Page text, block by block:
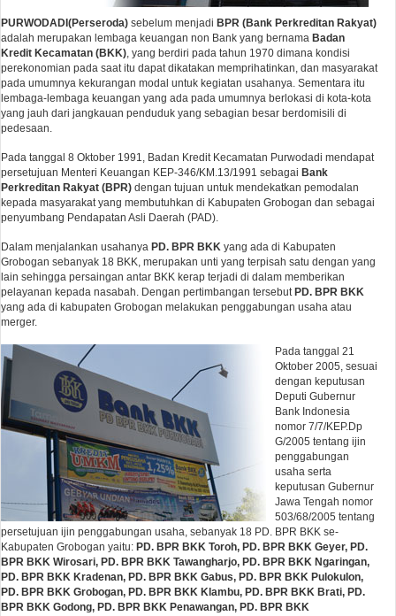
PURWODADI(Perseroda) sebelum menjadi BPR (Bank Perkreditan Rakyat)
adalah merupakan lembaga keuangan non Bank yang bernama Badan
Kredit Kecamatan (BKK), yang berdiri pada tahun 1970 dimana kondisi
perekonomian pada saat itu dapat dikatakan memprihatinkan, dan masyarakat
pada umumnya kekurangan modal untuk kegiatan usahanya. Sementara itu
lembaga-lembaga keuangan yang ada pada umumnya berlokasi di kota-kota
yang jauh dari jangkauan penduduk yang sebagian besar berdomisili di
pedesaan.
Pada tanggal 8 Oktober 1991, Badan Kredit Kecamatan Purwodadi mendapat
persetujuan Menteri Keuangan KEP-346/KM.13/1991 sebagai Bank
Perkreditan Rakyat (BPR) dengan tujuan untuk mendekatkan pemodalan
kepada masyarakat yang membutuhkan di Kabupaten Grobogan dan sebagai
penyumbang Pendapatan Asli Daerah (PAD).
Dalam menjalankan usahanya PD. BPR BKK yang ada di Kabupaten
Grobogan sebanyak 18 BKK, merupakan unti yang terpisah satu dengan yang
lain sehingga persaingan antar BKK kerap terjadi di dalam memberikan
pelayanan kepada nasabah. Dengan pertimbangan tersebut PD. BPR BKK
yang ada di kabupaten Grobogan melakukan penggabungan usaha atau
merger.
Pada tanggal 21
Oktober 2005, sesuai
dengan keputusan
Deputi Gubernur
Bank Indonesia
nomor 7/7/KEP.Dp
G/2005 tentang ijin
penggabungan
usaha serta
keputusan Gubernur
Jawa Tengah nomor
503/68/2005 tentang
persetujuan ijin penggabungan usaha, sebanyak 18 PD. BPR BKK se-
Kabupaten Grobogan yaitu: PD. BPR BKK Toroh, PD. BPR BKK Geyer, PD.
BPR BKK Wirosari, PD. BPR BKK Tawangharjo, PD. BPR BKK Ngaringan,
PD. BPR BKK Kradenan, PD. BPR BKK Gabus, PD. BPR BKK Pulokulon,
PD. BPR BKK Grobogan, PD. BPR BKK Klambu, PD. BPR BKK Brati, PD.
BPR BKK Godong, PD. BPR BKK Penawangan, PD. BPR BKK